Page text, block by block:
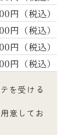
円（税込）
円（税込）
円（税込）
円（税込）
を受ける
意してお